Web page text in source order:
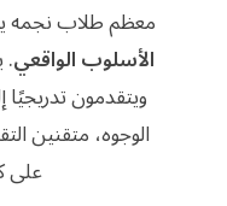
معظم طلاب
الأسلوب الواقعي.
ويتقدمون
الوجوه، متقنين
على